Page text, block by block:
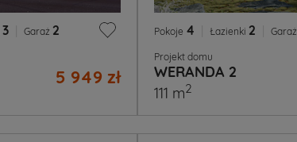
3 Garaż 2
5 949 zł
Pokoje 4 Łazienki 2 Garaż
Projekt domu
WERANDA 2
111 m2